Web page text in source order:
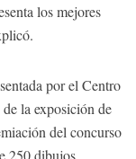
los mejores
por el Centro
la exposición de
del concurso
250 dibujos